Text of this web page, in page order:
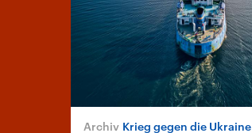
Krieg gegen die Ukraine